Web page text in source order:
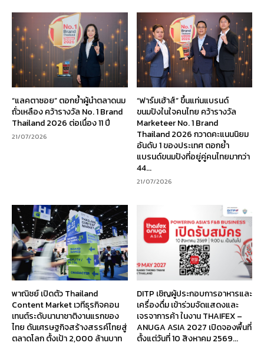
“แลคตาซอย” ตอกย้ำผู้นำตลาดนม
ถั่วเหลือง คว้ารางวัล No. 1 Brand
Thailand 2026 ต่อเนื่อง 11 ปี
21/07/2026
“ฟาร์มเฮ้าส์” ขึ้นแท่นแบรนด์
ขนมปังในใจคนไทย คว้ารางวัล
Marketeer No. 1 Brand
Thailand 2026 กวาดคะแนนนิยม
อันดับ 1 ของประเทศ ตอกย้ำ
แบรนด์ขนมปังที่อยู่คู่คนไทยมากว่า
44...
21/07/2026
พาณิชย์ เปิดตัว Thailand
Content Market เวทีธุรกิจคอน
เทนต์ระดับนานาชาติงานแรกของ
ไทย ดันเศรษฐกิจสร้างสรรค์ไทยสู่
ตลาดโลก ตั้งเป้า 2,000 ล้านบาท
DITP เชิญผู้ประกอบการอาหารและ
เครื่องดื่ม เข้าร่วมจัดแสดงและ
เจรจาการค้า ในงาน THAIFEX –
ANUGA ASIA 2027 เปิดจองพื้นที่
ตั้งแต่วันที่ 10 สิงหาคม 2569...